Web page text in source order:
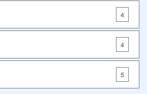
4
4
5